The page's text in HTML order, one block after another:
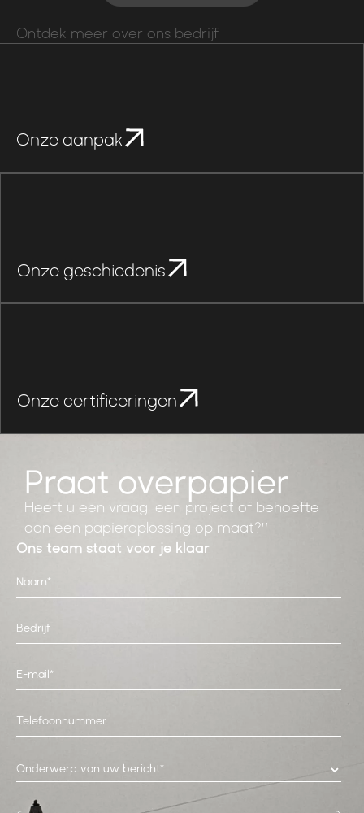
Ontdek meer over ons bedrijf
Onze aanpak
Onze geschiedenis
Onze certificeringen
Praat overpapier
Heeft u een vraag, een project of behoefte
aan een papieroplossing op maat?”
Ons team staat voor je klaar
Onderwerp van uw bericht*